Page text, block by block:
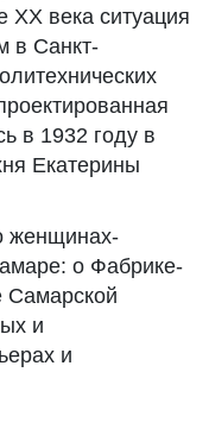
ХХ века ситуация
в Санкт-
в 1932 году в
Екатерины
женщинах-
о Фабрике-
Самарской
и
и